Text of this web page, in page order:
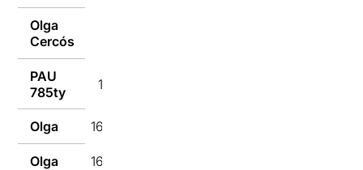
Olga
Cercós
PAU
785ty
16/01/2017
Olga 16/01/2017
Olga 16/01/2017